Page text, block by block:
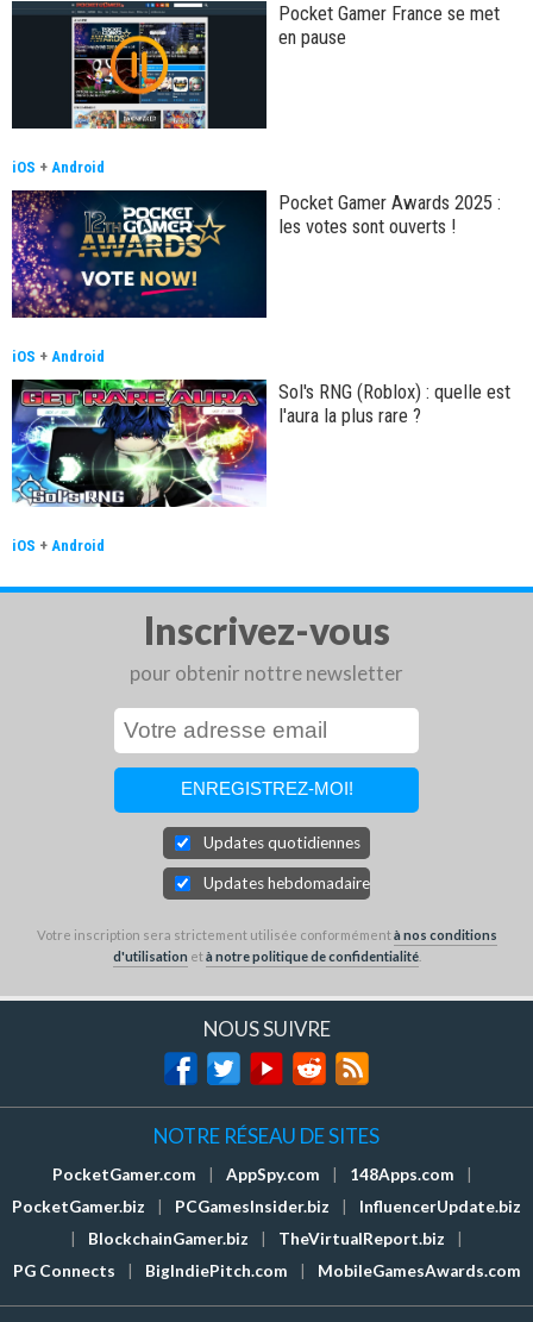
Pocket Gamer France se met
en pause
iOS + Android
Pocket Gamer Awards 2025 :
les votes sont ouverts !
iOS + Android
Sol's RNG (Roblox) : quelle est
l'aura la plus rare ?
iOS + Android
Inscrivez-vous
pour obtenir nottre newsletter
Updates quotidiennes
Updates hebdomadaires
Votre inscription sera strictement utilisée conformémentà nos conditions
d'utilisation età notre politique de confidentialité.
NOUS SUIVRE
NOTRE RÉSEAU DE SITES
PocketGamer.com AppSpy.com 148Apps.com
PocketGamer.biz
PCGamesInsider.biz
InfluencerUpdate.biz
BlockchainGamer.biz TheVirtualReport.biz
PG Connects
BigIndiePitch.com MobileGamesAwards.com